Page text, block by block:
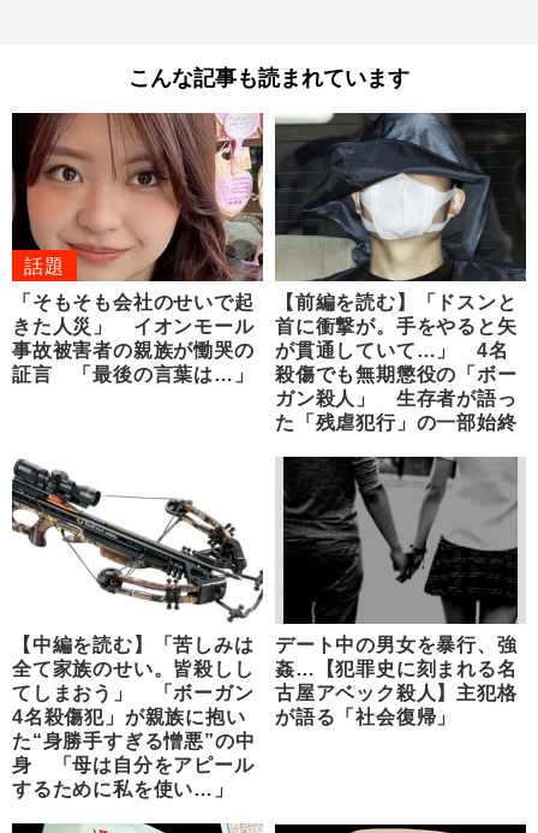
こんな記事も読まれています
話題
「そもそも会社のせいで起
きた人災」 イオンモール
事故被害者の親族が慟哭の
証言 「最後の言葉は…」
【前編を読む】「ドスンと
首に衝撃が。手をやると矢
が貫通していて…」 4名
殺傷でも無期懲役の「ボー
ガン殺人」 生存者が語っ
た「残虐犯行」の一部始終
【中編を読む】「苦しみは
全て家族のせい。皆殺しし
てしまおう」 「ボーガン
4名殺傷犯」が親族に抱い
た“身勝手すぎる憎悪”の中
身 「母は自分をアピール
するために私を使い…」
デート中の男女を暴行、強
姦…【犯罪史に刻まれる名
古屋アベック殺人】主犯格
が語る「社会復帰」